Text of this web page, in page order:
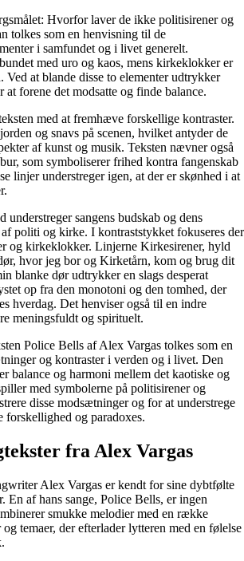
Hvorfor laver de ikke politisirener og
tolkes som en henvisning til de
i samfundet og i livet generelt.
med uro og kaos, mens kirkeklokker er
Ved at blande disse to elementer udtrykker
at forene det modsatte og finde balance.
med at fremhæve forskellige kontraster.
og snavs på scenen, hvilket antyder de
af kunst og musik. Teksten nævner også
som symboliserer frihed kontra fangenskab
linjer understreger igen, at der er skønhed i at
understreger sangens budskab og dens
politi og kirke. I kontraststykket fokuseres der
og kirkeklokker. Linjerne Kirkesirener, hyld
hvor jeg bor og Kirketårn, kom og brug dit
blanke dør udtrykker en slags desperat
op fra den monotoni og den tomhed, der
hverdag. Det henviser også til en indre
meningsfuldt og spirituelt.
Police Bells af Alex Vargas tolkes som en
og kontraster i verden og i livet. Den
balance og harmoni mellem det kaotiske og
med symbolerne på politisirener og
disse modsætninger og for at understrege
forskellighed og paradoxes.
fra Alex Vargas
Alex Vargas er kendt for sine dybtfølte
En af hans sange, Police Bells, er ingen
smukke melodier med en række
temaer, der efterlader lytteren med en følelse